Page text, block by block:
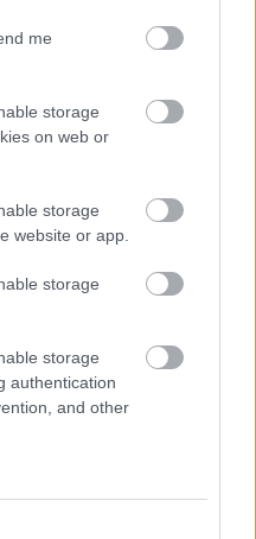
me
storage
on web or
storage
website or app.
storage
storage
authentication
and other
identitáspolitika
foga fehérje